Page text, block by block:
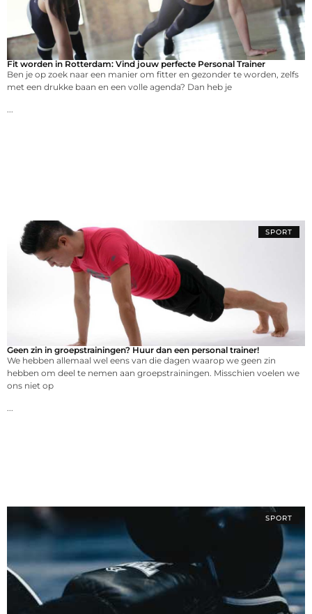
Fit worden in Rotterdam: Vind jouw perfecte Personal Trainer
Ben je op zoek naar een manier om fitter en gezonder te worden, zelfs
met een drukke baan en een volle agenda? Dan heb je
...
SPORT
Geen zin in groepstrainingen? Huur dan een personal trainer!
We hebben allemaal wel eens van die dagen waarop we geen zin
hebben om deel te nemen aan groepstrainingen. Misschien voelen we
ons niet op
...
SPORT